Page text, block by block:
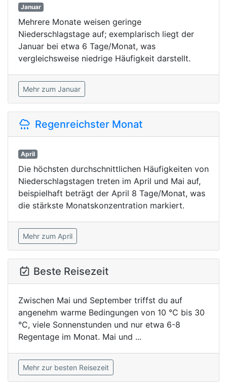
Januar
Mehrere Monate weisen geringe
Niederschlagstage auf; exemplarisch liegt der
Januar bei etwa 6 Tage/Monat, was
vergleichsweise niedrige Häufigkeit darstellt.
Mehr zum Januar
Regenreichster Monat
April
Die höchsten durchschnittlichen Häufigkeiten von
Niederschlagstagen treten im April und Mai auf,
beispielhaft beträgt der April 8 Tage/Monat, was
die stärkste Monatskonzentration markiert.
Mehr zum April
Beste Reisezeit
Zwischen Mai und September triffst du auf
angenehm warme Bedingungen von 10 °C bis 30
°C, viele Sonnenstunden und nur etwa 6-8
Regentage im Monat. Mai und ...
Mehr zur besten Reisezeit